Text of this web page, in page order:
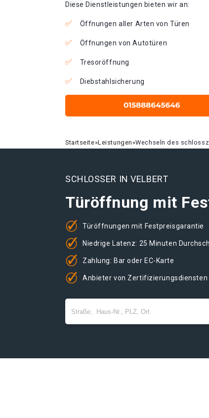
Diese Dienstleistungen bieten wir an:
Öffnungen aller Arten von Türen
Öffnungen von Autotüren
Tresoröffnung
Diebstahlsicherung
Startseite»Leistungen»Wechseln des
SCHLOSSER IN VELBERT
Türöffnung mit
Türöffnungen mit Festpreisgarantie
Niedrige Latenz: 25 Minuten
Zahlung: Bar oder EC-Karte
Anbieter von Zertifizierungsdiensten